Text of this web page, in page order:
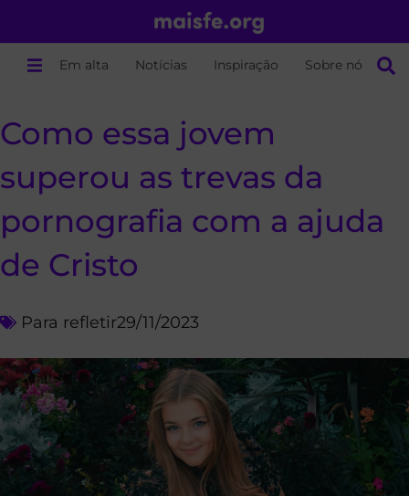
Em alta Notícias Inspiração Sobre nós
Como essa jovem
superou as trevas da
pornografia com a ajuda
de Cristo
Para refletir29/11/2023